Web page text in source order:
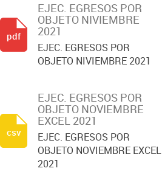
EJEC. EGRESOS POR
OBJETO NIVIEMBRE
2021
EJEC. EGRESOS POR
OBJETO NIVIEMBRE 2021
pdf
EJEC. EGRESOS POR
OBJETO NOVIEMBRE
EXCEL 2021
EJEC. EGRESOS POR
OBJETO NOVIEMBRE EXCEL
2021
csv